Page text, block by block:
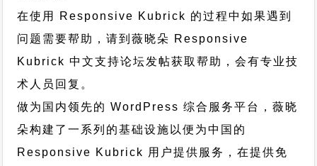
在使用 Responsive Kubrick 的过程中如果遇到
问题需要帮助，请到薇晓朵 Responsive
Kubrick 中文支持论坛发帖获取帮助，会有专业技
术人员回复。
做为国内领先的 WordPress 综合服务平台，薇晓
朵构建了一系列的基础设施以便为中国的
Responsive Kubrick 用户提供服务，在提供免